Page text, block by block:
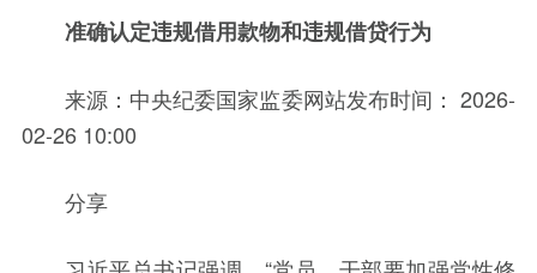
准确认定违规借用款物和违规借贷行为
来源：中央纪委国家监委网站发布时间： 2026-
02-26 10:00
分享